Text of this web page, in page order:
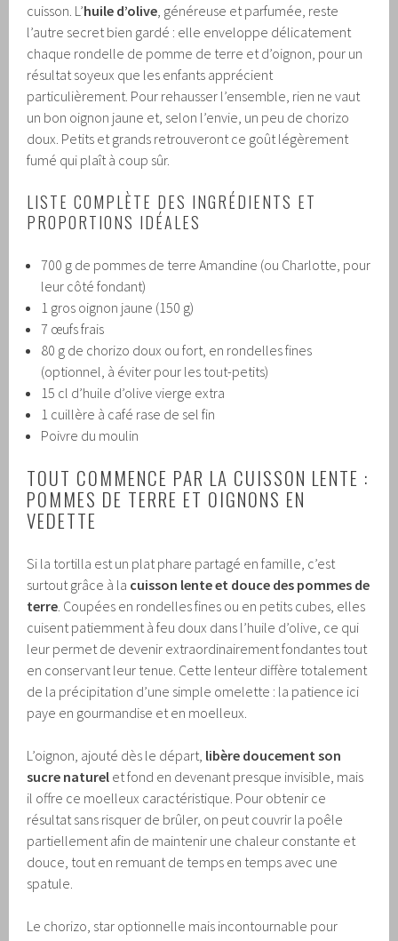
cuisson. L’huile d’olive, généreuse et parfumée, reste
l’autre secret bien gardé : elle enveloppe délicatement
chaque rondelle de pomme de terre et d’oignon, pour un
résultat soyeux que les enfants apprécient
particulièrement. Pour rehausser l’ensemble, rien ne vaut
un bon oignon jaune et, selon l’envie, un peu de chorizo
doux. Petits et grands retrouveront ce goût légèrement
fumé qui plaît à coup sûr.
LISTE COMPLÈTE DES INGRÉDIENTS ET
PROPORTIONS IDÉALES
700 g de pommes de terre Amandine (ou Charlotte, pour
leur côté fondant)
1 gros oignon jaune (150 g)
7 œufs frais
80 g de chorizo doux ou fort, en rondelles fines
(optionnel, à éviter pour les tout-petits)
15 cl d’huile d’olive vierge extra
1 cuillère à café rase de sel fin
Poivre du moulin
TOUT COMMENCE PAR LA CUISSON LENTE :
POMMES DE TERRE ET OIGNONS EN
VEDETTE
Si la tortilla est un plat phare partagé en famille, c’est
surtout grâce à la cuisson lente et douce des pommes de
terre. Coupées en rondelles fines ou en petits cubes, elles
cuisent patiemment à feu doux dans l’huile d’olive, ce qui
leur permet de devenir extraordinairement fondantes tout
en conservant leur tenue. Cette lenteur diffère totalement
de la précipitation d’une simple omelette : la patience ici
paye en gourmandise et en moelleux.
L’oignon, ajouté dès le départ, libère doucement son
sucre naturel et fond en devenant presque invisible, mais
il offre ce moelleux caractéristique. Pour obtenir ce
résultat sans risquer de brûler, on peut couvrir la poêle
partiellement afin de maintenir une chaleur constante et
douce, tout en remuant de temps en temps avec une
spatule.
Le chorizo, star optionnelle mais incontournable pour